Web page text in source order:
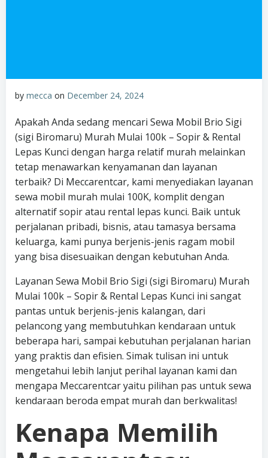
by mecca on December 24, 2024
Apakah Anda sedang mencari Sewa Mobil Brio Sigi
(sigi Biromaru) Murah Mulai 100k – Sopir & Rental
Lepas Kunci dengan harga relatif murah melainkan
tetap menawarkan kenyamanan dan layanan
terbaik? Di Meccarentcar, kami menyediakan layanan
sewa mobil murah mulai 100K, komplit dengan
alternatif sopir atau rental lepas kunci. Baik untuk
perjalanan pribadi, bisnis, atau tamasya bersama
keluarga, kami punya berjenis-jenis ragam mobil
yang bisa disesuaikan dengan kebutuhan Anda.
Layanan Sewa Mobil Brio Sigi (sigi Biromaru) Murah
Mulai 100k – Sopir & Rental Lepas Kunci ini sangat
pantas untuk berjenis-jenis kalangan, dari
pelancong yang membutuhkan kendaraan untuk
beberapa hari, sampai kebutuhan perjalanan harian
yang praktis dan efisien. Simak tulisan ini untuk
mengetahui lebih lanjut perihal layanan kami dan
mengapa Meccarentcar yaitu pilihan pas untuk sewa
kendaraan beroda empat murah dan berkwalitas!
Kenapa Memilih